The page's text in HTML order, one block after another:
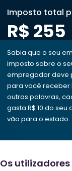
Imposto total
R$ 255
Sabia que o seu
imposto sobre o
empregador deve
para você receber
outras palavras,
gasta R$ 10 do seu
vão para o estado.
Os